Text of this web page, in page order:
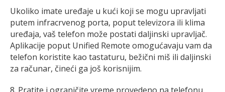
Ukoliko imate uređaje u kući koji se mogu upravljati
putem infracrvenog porta, poput televizora ili klima
uređaja, vaš telefon može postati daljinski upravljač.
Aplikacije poput Unified Remote omogućavaju vam da
telefon koristite kao tastaturu, bežični miš ili daljinski
za računar, čineći ga još korisnijim.